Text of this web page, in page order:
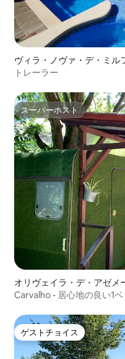
ヴィラ・ノヴァ・デ・ミル
ピングカー・RV
トレーラー
スーパーホスト
スーパーホスト
オリヴェイラ・デ・アゼメ
グカー・RV
Carvalho - 居心地の良い1
ゲストチョイス
ゲストチョイス